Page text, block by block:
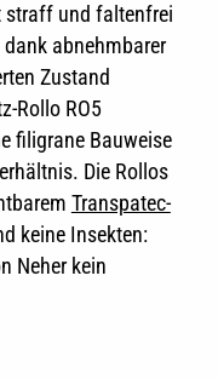
straff und faltenfrei
abnehmbarer
Zustand
Rollo RO5
filigrane Bauweise
Die Rollos
Transpatec-
keine Insekten:
Neher kein